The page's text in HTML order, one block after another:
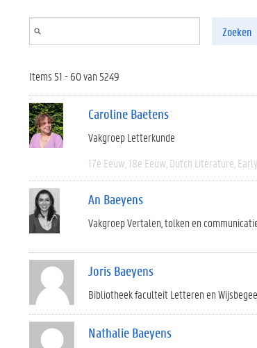
Zoeken
Items 51 - 60 van 5249
Caroline Baetens
Vakgroep Letterkunde
17e Eeuw 18e Eeuw Dutch Literature
An Baeyens
Vakgroep Vertalen, tolken en
Joris Baeyens
Bibliotheek faculteit Letteren en
Nathalie Baeyens